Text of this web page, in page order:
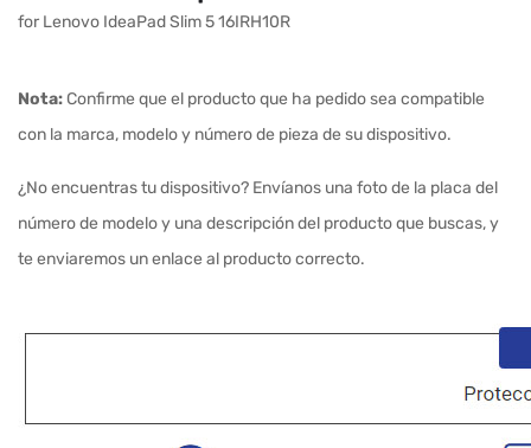
for Lenovo IdeaPad Slim 5 16IRH10R
Nota:Confirme que el producto que ha pedido sea compatible
con la marca, modelo y número de pieza de su dispositivo.
¿No encuentras tu dispositivo? Envíanos una foto de la placa del
número de modelo y una descripción del producto que buscas, y
te enviaremos un enlace al producto correcto.